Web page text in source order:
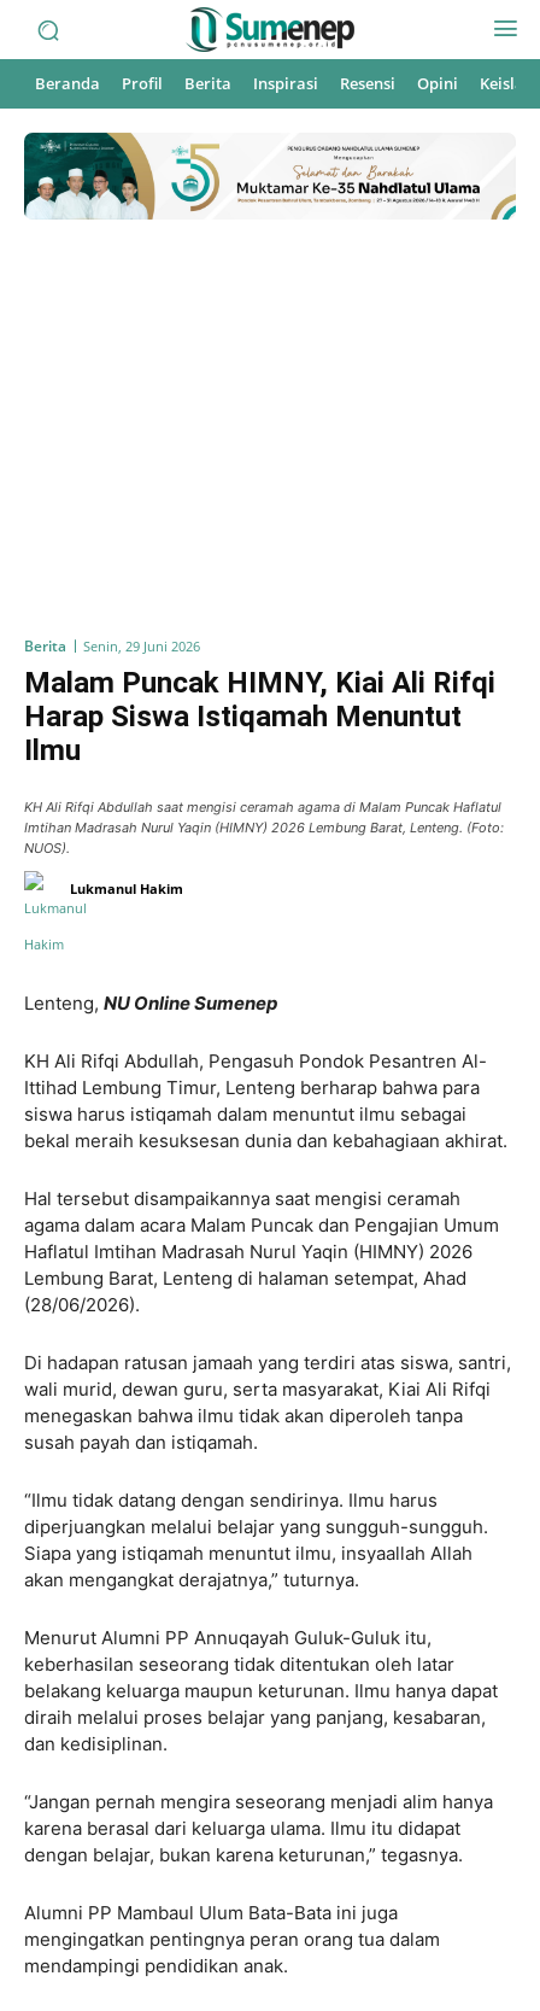
Beranda Profil Berita Inspirasi Resensi Opini
Berita Senin, 29 Juni 2026
Malam Puncak HIMNY, Kiai Ali Rifqi
Harap Siswa Istiqamah Menuntut
Ilmu
KH Ali Rifqi Abdullah saat mengisi ceramah agama di Malam Puncak Haflatul
Imtihan Madrasah Nurul Yaqin (HIMNY) 2026 Lembung Barat, Lenteng. (Foto:
NUOS).
Lukmanul Hakim
Lenteng, NU Online Sumenep
KH Ali Rifqi Abdullah, Pengasuh Pondok Pesantren Al-
Ittihad Lembung Timur, Lenteng berharap bahwa para
siswa harus istiqamah dalam menuntut ilmu sebagai
bekal meraih kesuksesan dunia dan kebahagiaan akhirat.
Hal tersebut disampaikannya saat mengisi ceramah
agama dalam acara Malam Puncak dan Pengajian Umum
Haflatul Imtihan Madrasah Nurul Yaqin (HIMNY) 2026
Lembung Barat, Lenteng di halaman setempat, Ahad
(28/06/2026).
Di hadapan ratusan jamaah yang terdiri atas siswa, santri,
wali murid, dewan guru, serta masyarakat, Kiai Ali Rifqi
menegaskan bahwa ilmu tidak akan diperoleh tanpa
susah payah dan istiqamah.
“Ilmu tidak datang dengan sendirinya. Ilmu harus
diperjuangkan melalui belajar yang sungguh-sungguh.
Siapa yang istiqamah menuntut ilmu, insyaallah Allah
akan mengangkat derajatnya,” tuturnya.
Menurut Alumni PP Annuqayah Guluk-Guluk itu,
keberhasilan seseorang tidak ditentukan oleh latar
belakang keluarga maupun keturunan. Ilmu hanya dapat
diraih melalui proses belajar yang panjang, kesabaran,
dan kedisiplinan.
“Jangan pernah mengira seseorang menjadi alim hanya
karena berasal dari keluarga ulama. Ilmu itu didapat
dengan belajar, bukan karena keturunan,” tegasnya.
Alumni PP Mambaul Ulum Bata-Bata ini juga
mengingatkan pentingnya peran orang tua dalam
mendampingi pendidikan anak.